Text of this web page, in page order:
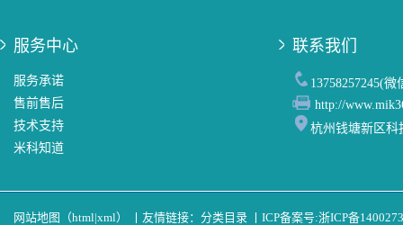
服务中心
服务承诺
售前售后
技术支持
米科知道
联系我们
13758257245(微
http://
杭州钱塘新区科
网站地图（html|xml） 友情链接： 分类目录 ICP备案号:浙ICP备